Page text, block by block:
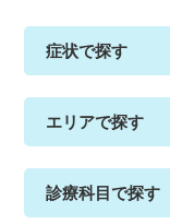
症状で探す
エリアで探す
診療科目で探す